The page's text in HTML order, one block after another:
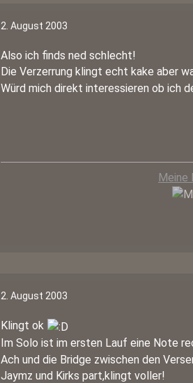
2. August 2003
Also ich finds ned schlecht!
Die Verzerrung klingt echt kake aber
Würd mich direkt interessieren ob ich
Meine
2. August 2003
Klingt ok
Im Solo ist im ersten Lauf eine Note
Ach und die Bridge zwischen den
Jaymz und Kirks part,klingt voller!